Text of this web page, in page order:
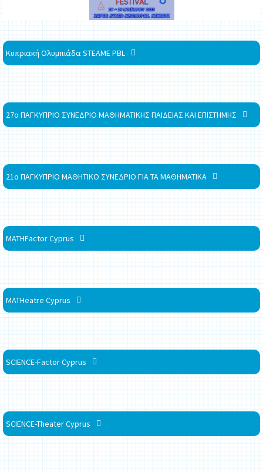
Κυπριακή Ολυμπιάδα STEAME PBL
27ο ΠΑΓΚΥΠΡΙΟ ΣΥΝΕΔΡΙΟ ΜΑΘΗΜΑΤΙΚΗΣ ΠΑΙΔΕΙΑΣ ΚΑΙ ΕΠΙΣΤΗΜΗΣ
21ο ΠΑΓΚΥΠΡΙΟ ΜΑΘΗΤΙΚΟ ΣΥΝΕΔΡΙΟ ΓΙΑ ΤΑ ΜΑΘΗΜΑΤΙΚΑ
MATHFactor Cyprus
MATHeatre Cyprus
SCIENCE-Factor Cyprus
SCIENCE-Theater Cyprus